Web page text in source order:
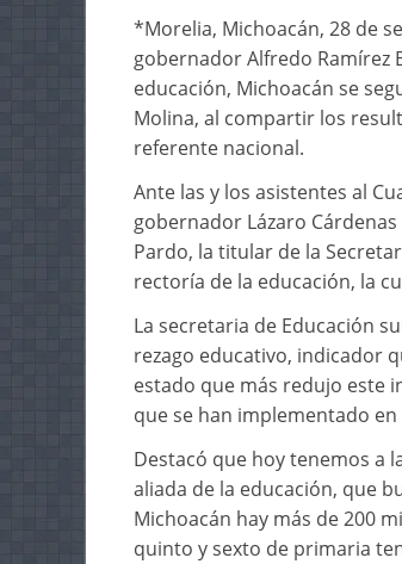
*Morelia, Michoacán, 28 de
gobernador Alfredo Ramírez
educación, Michoacán se
Molina, al compartir los
referente nacional.
Ante las y los asistentes al
gobernador Lázaro
Pardo, la titular de la
rectoría de la educación, la
La secretaria de Educación
rezago educativo, indicador
estado que más redujo este
que se han implementado
Destacó que hoy tenemos a
aliada de la educación, que
Michoacán hay más de 200
quinto y sexto de primaria